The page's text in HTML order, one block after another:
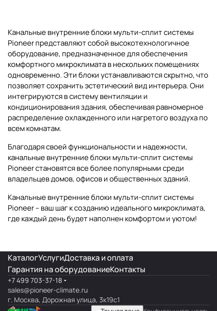
Канальные внутренние блоки мульти-сплит системы
Pioneer представляют собой высокотехнологичное
оборудование, предназначенное для обеспечения
комфортного микроклимата в нескольких помещениях
одновременно. Эти блоки устанавливаются скрытно, что
позволяет сохранить эстетический вид интерьера. Они
интегрируются в систему вентиляции и
кондиционирования здания, обеспечивая равномерное
распределение охлажденного или нагретого воздуха по
всем комнатам.
Благодаря своей функциональности и надежности,
канальные внутренние блоки мульти-сплит системы
Pioneer становятся все более популярными среди
владельцев домов, офисов и общественных зданий.
Канальные внутренние блоки мульти-сплит системы
Pioneer – ваш шаг к созданию идеального микроклимата,
где каждый день будет наполнен комфортом и уютом!
КаталогУслугиДоставка и оплата
Гарантия на оборудованиеКонтакты
+7 499 703-37-18
sales@pioneer-climate.ru
г. Москва, Дорожная улица, 3к19с1